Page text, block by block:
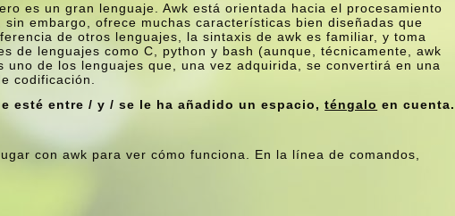
es un gran lenguaje. Awk está orientada hacia el procesamiento
embargo, ofrece muchas caracterí­sticas bien diseñadas que
de otros lenguajes, la sintaxis de awk es familiar, y toma
de lenguajes como C, python y bash (aunque, técnicamente, awk
uno de los lenguajes que, una vez adquirida, se convertirá en una
codificación.
esté entre / y / se le ha añadido un espacio,téngalo en cuenta.
con awk para ver cómo funciona. En la lí­nea de comandos,